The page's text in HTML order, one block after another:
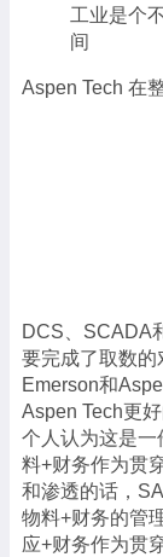
工业是个
间
Aspen Tech 在
DCS、SCADA
要完成了取数
Emerson和
Aspen Tech更
个人认为这是
料+财务作为贯
和渗透的话，
物料+财务的管
应+财务作为贯